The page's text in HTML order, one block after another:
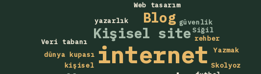
internet
Kişisel site
Blog
rehber
yazarlık güvenlik
kişisel
dünya kupası
Web tasarım
Yazmak
Siğil
Skolyoz
Veri tabanı